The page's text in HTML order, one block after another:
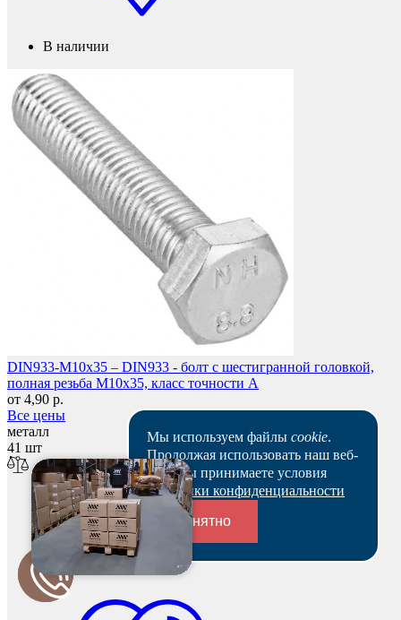
Колпачки на болт/гайку
Переходники и соединители
В наличии
DIN933-M10x35 – DIN933 - болт с шестигранной головкой,
полная резьба M10x35, класс точности A
от 4,90 р.
Все цены
металл
41 шт
Мы используем файлы cookie.
Продолжая использовать наш веб-
сайт, вы принимаете условия
Политики конфиденциальности
Понятно